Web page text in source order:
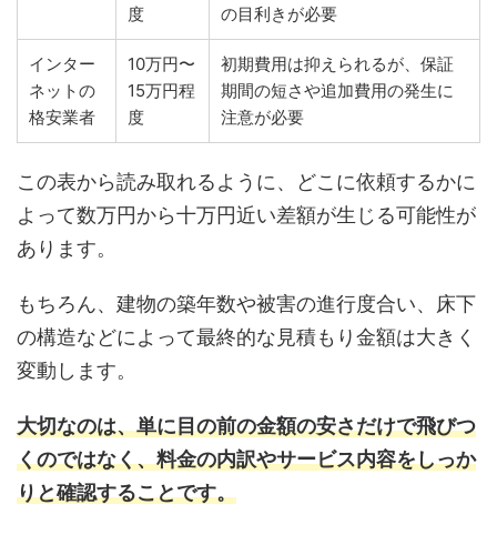
度
の目利きが必要
インター
ネットの
格安業者
10万円〜
15万円程
度
初期費用は抑えられるが、保証
期間の短さや追加費用の発生に
注意が必要
この表から読み取れるように、どこに依頼するかに
よって数万円から十万円近い差額が生じる可能性が
あります。
もちろん、建物の築年数や被害の進行度合い、床下
の構造などによって最終的な見積もり金額は大きく
変動します。
大切なのは、単に目の前の金額の安さだけで飛びつ
くのではなく、料金の内訳やサービス内容をしっか
りと確認することです。